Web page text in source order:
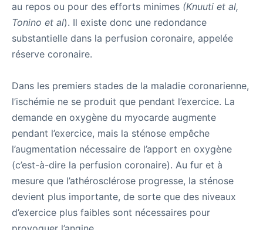
au repos ou pour des efforts minimes (Knuuti et al,
Tonino et al). Il existe donc une redondance
substantielle dans la perfusion coronaire, appelée
réserve coronaire.
Dans les premiers stades de la maladie coronarienne,
l’ischémie ne se produit que pendant l’exercice. La
demande en oxygène du myocarde augmente
pendant l’exercice, mais la sténose empêche
l’augmentation nécessaire de l’apport en oxygène
(c’est-à-dire la perfusion coronaire). Au fur et à
mesure que l’athérosclérose progresse, la sténose
devient plus importante, de sorte que des niveaux
d’exercice plus faibles sont nécessaires pour